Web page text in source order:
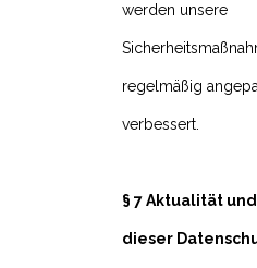
werden unsere
regelmäßig
verbessert.
§ 7 Aktualität
dieser